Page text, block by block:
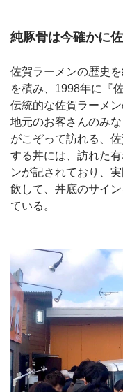
純豚骨は今確かに
佐賀ラーメンの歴史
を積み、1998年に『
伝統的な佐賀ラーメ
地元のお客さんのみ
がこぞって訪れる、
する丼には、訪れた
ンが記されており、
飲して、丼底のサイ
ている。